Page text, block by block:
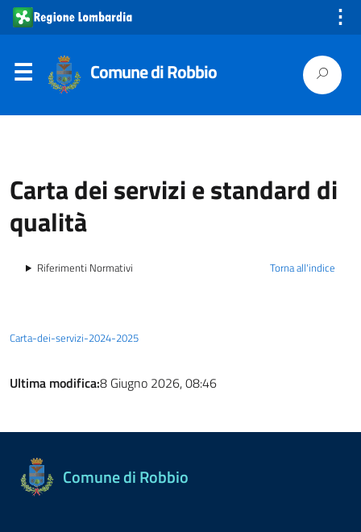
⋮
Comune di Robbio
Carta dei servizi e standard di
qualità
Torna all'indice
Riferimenti Normativi
Carta-dei-servizi-2024-2025
Ultima modifica:8 Giugno 2026, 08:46
Comune di Robbio